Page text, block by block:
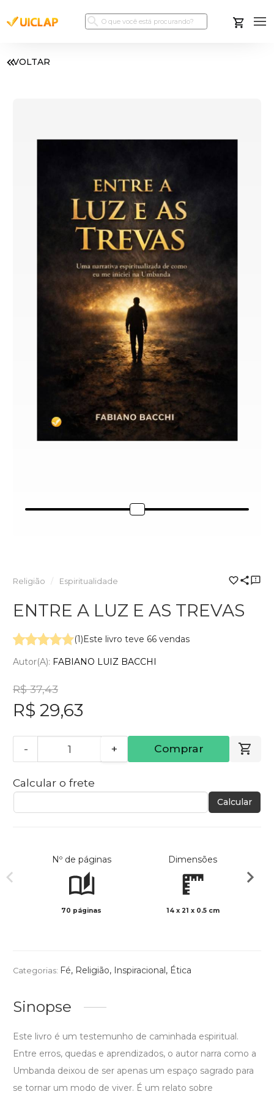
VOLTAR
Religião Espiritualidade
ENTRE A LUZ E AS TREVAS
(1)Este livro teve 66 vendas
Autor(a): FABIANO LUIZ BACCHI
R$ 37,43
R$ 29,63
- + Comprar
Calcular o frete
Calcular
Nº de páginas
70 páginas
Dimensões
14 x 21 x 0.5 cm
Categorias: Fé, Religião, Inspiracional, Ética
Sinopse
Este livro é um testemunho de caminhada espiritual.
Entre erros, quedas e aprendizados, o autor narra como a
Umbanda deixou de ser apenas um espaço sagrado para
se tornar um modo de viver. É um relato sobre